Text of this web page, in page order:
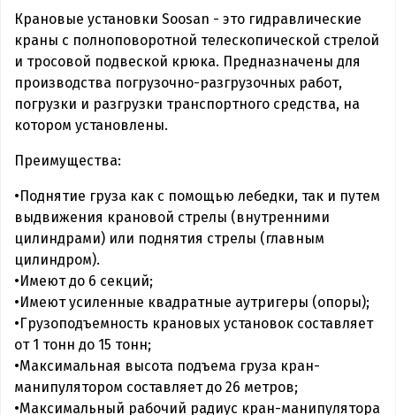
Крановые установки Soosan - это гидравлические
краны с полноповоротной телескопической стрелой
и тросовой подвеской крюка. Предназначены для
производства погрузочно-разгрузочных работ,
погрузки и разгрузки транспортного средства, на
котором установлены.
Преимущества:
•Поднятие груза как с помощью лебедки, так и путем
выдвижения крановой стрелы (внутренними
цилиндрами) или поднятия стрелы (главным
цилиндром).
•Имеют до 6 секций;
•Имеют усиленные квадратные аутригеры (опоры);
•Грузоподъемность крановых установок составляет
от 1 тонн до 15 тонн;
•Максимальная высота подъема груза кран-
манипулятором составляет до 26 метров;
•Максимальный рабочий радиус кран-манипулятора